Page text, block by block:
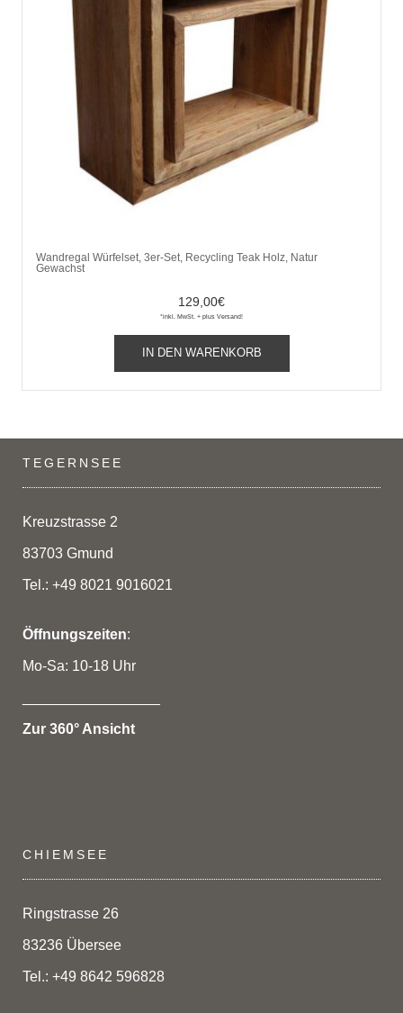
Wandregal Würfelset, 3er-Set, Recycling Teak Holz, Natur
Gewachst
129,00€
*inkl. MwSt. + plus Versand!
IN DEN WARENKORB
TEGERNSEE
Kreuzstrasse 2
83703 Gmund
Tel.: +49 8021 9016021
Öffnungszeiten:
Mo-Sa: 10-18 Uhr
Zur 360° Ansicht
CHIEMSEE
Ringstrasse 26
83236 Übersee
Tel.: +49 8642 596828